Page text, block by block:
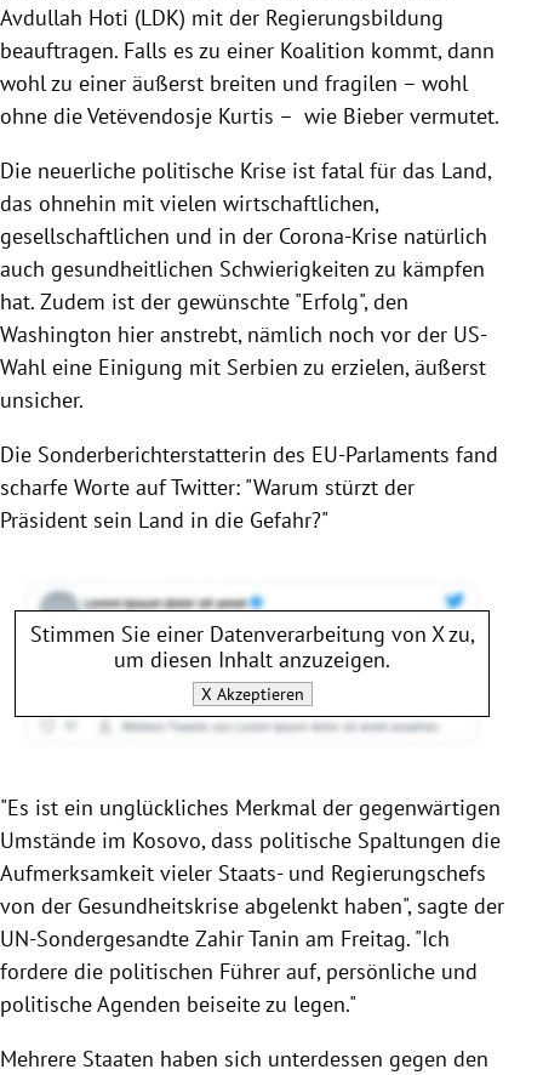
Avdullah Hoti (LDK) mit der Regierungsbildung
beauftragen. Falls es zu einer Koalition kommt, dann
wohl zu einer äußerst breiten und fragilen – wohl
ohne die Vetëvendosje Kurtis – wie Bieber vermutet.
Die neuerliche politische Krise ist fatal für das Land,
das ohnehin mit vielen wirtschaftlichen,
gesellschaftlichen und in der Corona-Krise natürlich
auch gesundheitlichen Schwierigkeiten zu kämpfen
hat. Zudem ist der gewünschte "Erfolg", den
Washington hier anstrebt, nämlich noch vor der US-
Wahl eine Einigung mit Serbien zu erzielen, äußerst
unsicher.
Die Sonderberichterstatterin des EU-Parlaments fand
scharfe Worte aufTwitter: "Warum stürzt der
Präsident sein Land in die Gefahr?"
Stimmen Sie einer Datenverarbeitung von Xzu,
um diesen Inhalt anzuzeigen.
X Akzeptieren
"Es ist ein unglückliches Merkmal der gegenwärtigen
Umstände im Kosovo, dass politische Spaltungen die
Aufmerksamkeit vieler Staats- und Regierungschefs
von der Gesundheitskrise abgelenkt haben", sagte der
UN-Sondergesandte Zahir Tanin am Freitag. "Ich
fordere die politischen Führer auf, persönliche und
politische Agenden beiseite zu legen."
Mehrere Staaten haben sich unterdessen gegen den